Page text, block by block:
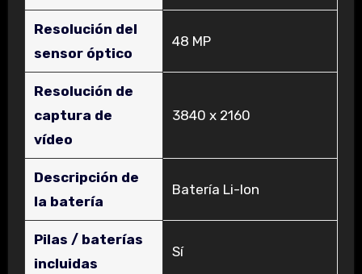
Resolución del
sensor óptico
‎48 MP
Resolución de
captura de
vídeo
‎3840 x 2160
Descripción de
la batería
‎Batería Li-Ion
Pilas / baterías
incluidas
‎Sí